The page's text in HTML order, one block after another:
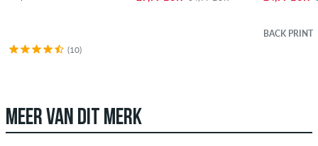
(10)
BACK PRINT
MEER VAN DIT MERK